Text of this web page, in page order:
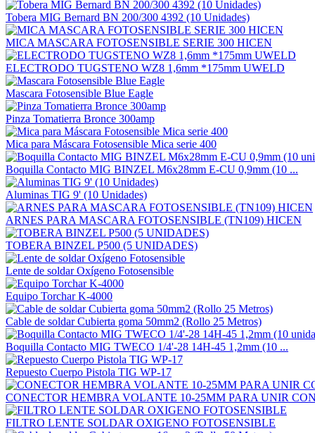
Tobera MIG Bernard BN 200/300 4392 (10 Unidades)
MICA MASCARA FOTOSENSIBLE SERIE 300 HICEN
ELECTRODO TUGSTENO WZ8 1,6mm *175mm UWELD
Mascara Fotosensible Blue Eagle
Pinza Tomatierra Bronce 300amp
Mica para Máscara Fotosensible Mica serie 400
Boquilla Contacto MIG BINZEL M6x28mm E-CU 0,9mm (10 ...
Aluminas TIG 9' (10 Unidades)
ARNES PARA MASCARA FOTOSENSIBLE (TN109) HICEN
TOBERA BINZEL P500 (5 UNIDADES)
Lente de soldar Oxígeno Fotosensible
Equipo Torchar K-4000
Cable de soldar Cubierta goma 50mm2 (Rollo 25 Metros)
Boquilla Contacto MIG TWECO 1/4'-28 14H-45 1,2mm (10 ...
Repuesto Cuerpo Pistola TIG WP-17
CONECTOR HEMBRA VOLANTE 10-25MM PARA UNIR
FILTRO LENTE SOLDAR OXIGENO FOTOSENSIBLE